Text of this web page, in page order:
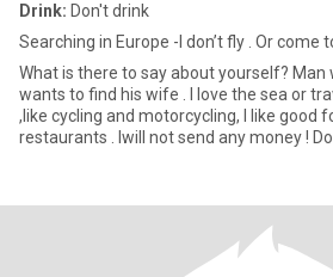
Drink: Don't drink
Searching in Europe -I don’t fly . Or come
What is there to say about yourself? Man
wants to find his wife . I love the sea or
,like cycling and motorcycling, I like good
restaurants . Iwill not send any money !